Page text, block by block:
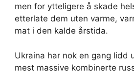
men for ytteligere å skade
etterlate dem uten varme,
mat i den kalde årstida.
Ukraina har nok en gang lidd
mest massive kombinerte